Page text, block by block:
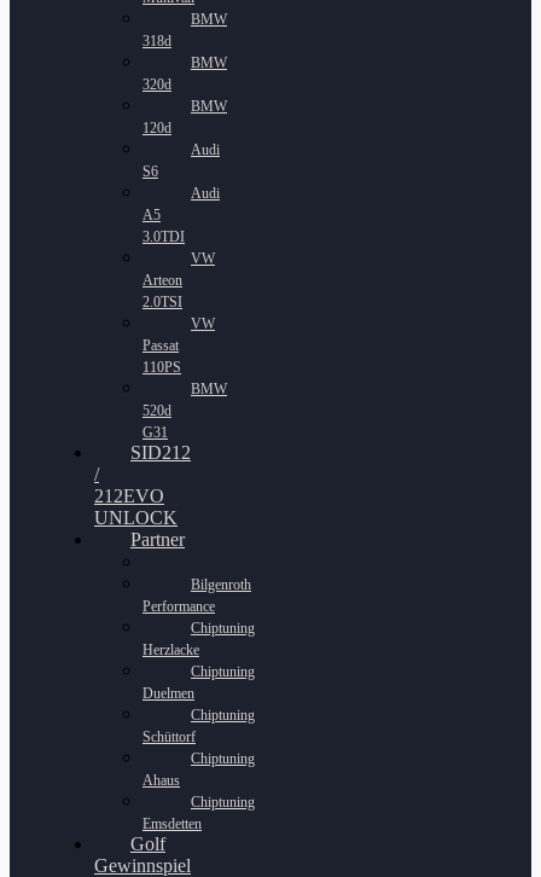
BMW
318d
BMW
320d
BMW
120d
Audi
S6
Audi
A5
3.0TDI
VW
Arteon
2.0TSI
VW
Passat
110PS
BMW
520d
G31
SID212
/
212EVO
UNLOCK
Partner
Bilgenroth
Performance
Chiptuning
Herzlacke
Chiptuning
Duelmen
Chiptuning
Schüttorf
Chiptuning
Ahaus
Chiptuning
Emsdetten
Golf
Gewinnspiel